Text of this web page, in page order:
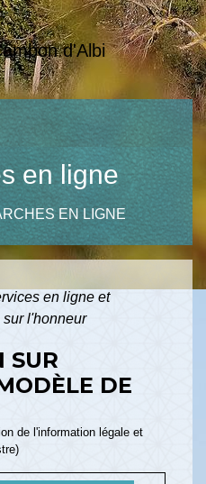
en ligne
EN LIGNE
en ligne et
sur l'honneur
SUR
DE
de l'information légale et